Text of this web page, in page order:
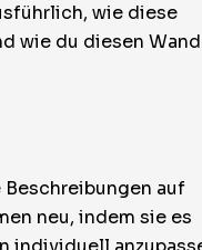
wie diese
wie du diesen
auf
neu, indem sie es